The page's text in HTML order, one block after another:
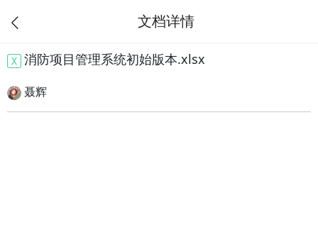
文档详情
消防项目管理系统初始版本.xlsx
聂辉